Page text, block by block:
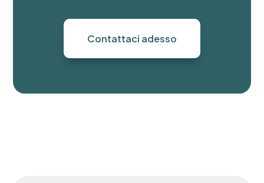
Contattaci adesso